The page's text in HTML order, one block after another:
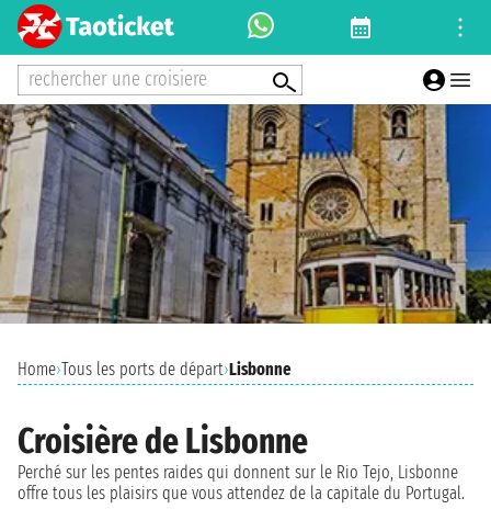
rechercher une croisiere
Home›Tous les ports de départ›Lisbonne
Croisière de Lisbonne
Perché sur les pentes raides qui donnent sur le Rio Tejo, Lisbonne
offre tous les plaisirs que vous attendez de la capitale du Portugal.